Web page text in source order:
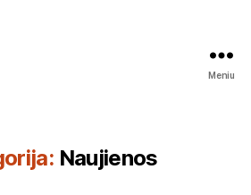
Meniu
Naujienos